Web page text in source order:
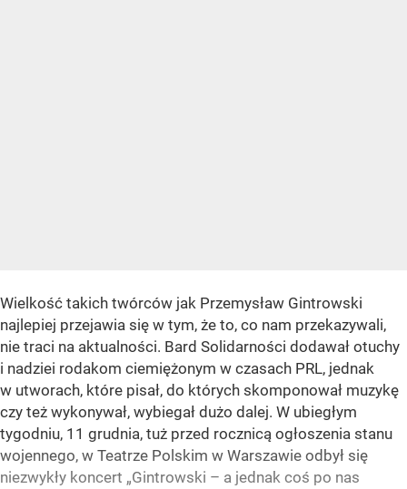
Wielkość takich twórców jak Przemysław Gintrowski
najlepiej przejawia się w tym, że to, co nam przekazywali,
nie traci na aktualności. Bard Solidarności dodawał otuchy
i nadziei rodakom ciemiężonym w czasach PRL, jednak
w utworach, które pisał, do których skomponował muzykę
czy też wykonywał, wybiegał dużo dalej. W ubiegłym
tygodniu, 11 grudnia, tuż przed rocznicą ogłoszenia stanu
wojennego, w Teatrze Polskim w Warszawie odbył się
niezwykły koncert „Gintrowski – a jednak coś po nas